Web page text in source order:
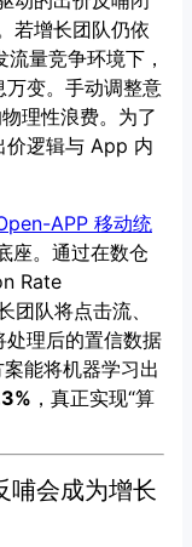
若增长团队仍依
量竞争环境下，
变。手动调整意
理性浪费。为了
价逻辑与 App 内
APP 移动统
座。通过在数仓
Rate
团队将点击流、
理后的置信数据
能将机器学习出
，真正实现“算
哺会成为增长